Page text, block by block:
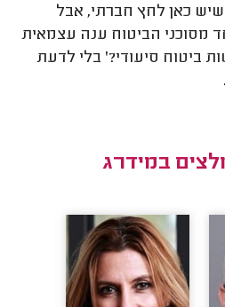
כאן לחץ חברתי, אבל
מסוכני הביטוח ענה עצמאית
ביטוח סיעודי?' בלי לדעת
במידרג